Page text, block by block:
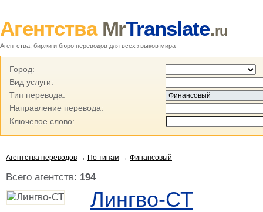
АгентстваMrTranslate.ru
Агентства, биржи и бюро переводов для всех языков мира
Город:
Вид услуги:
Тип перевода:
Направление перевода:
Ключевое слово:
Агентства переводов → По типам → Финансовый
Всего агентств: 194
Лингво-СТ